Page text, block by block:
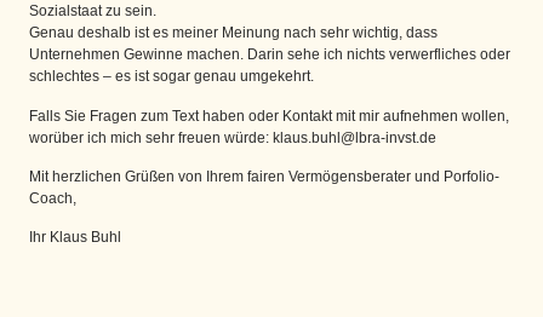
Sozialstaat zu sein.
Genau deshalb ist es meiner Meinung nach sehr wichtig, dass
Unternehmen Gewinne machen. Darin sehe ich nichts verwerfliches oder
schlechtes – es ist sogar genau umgekehrt.
Falls Sie Fragen zum Text haben oder Kontakt mit mir aufnehmen wollen,
worüber ich mich sehr freuen würde: klaus.buhl@lbra-invst.de
Mit herzlichen Grüßen von Ihrem fairen Vermögensberater und Porfolio-
Coach,
Ihr Klaus Buhl